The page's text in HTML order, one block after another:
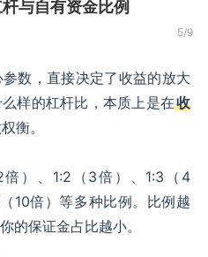
与自有资金比例
5/9
数，直接决定了收益的放大
样的杠杆比，本质上是在收
衡。
）、1:2（3倍）、1:3（4
10倍）等多种比例。比例越
的保证金占比越小。